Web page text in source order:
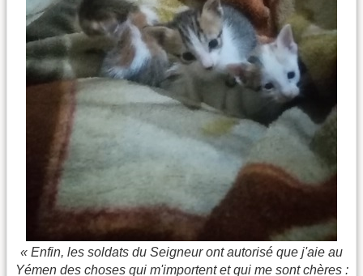
« Enfin, les soldats du Seigneur ont autorisé que j'aie au
Yémen des choses qui m'importent et qui me sont chères :